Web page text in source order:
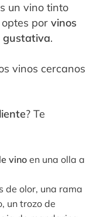
un vino tinto
por vinos
gustativa.
vinos cercanos
? Te
vino en una olla a
de olor, una rama
un trozo de